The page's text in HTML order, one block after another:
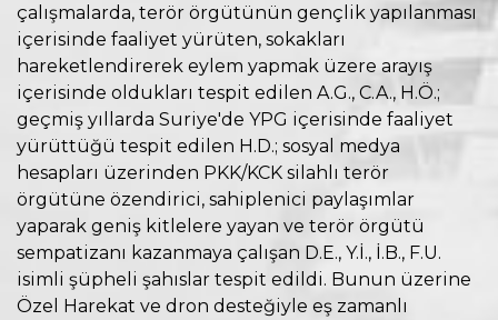
çalışmalarda, terör örgütünün gençlik yapılanması
içerisinde faaliyet yürüten, sokakları
hareketlendirerek eylem yapmak üzere arayış
içerisinde oldukları tespit edilen A.G., C.A., H.Ö.;
geçmiş yıllarda Suriye'de YPG içerisinde faaliyet
yürüttüğü tespit edilen H.D.; sosyal medya
hesapları üzerinden PKK/KCK silahlı terör
örgütüne özendirici, sahiplenici paylaşımlar
yaparak geniş kitlelere yayan ve terör örgütü
sempatizanı kazanmaya çalışan D.E., Y.İ., İ.B., F.U.
isimli şüpheli şahıslar tespit edildi. Bunun üzerine
Özel Harekat ve dron desteğiyle eş zamanlı